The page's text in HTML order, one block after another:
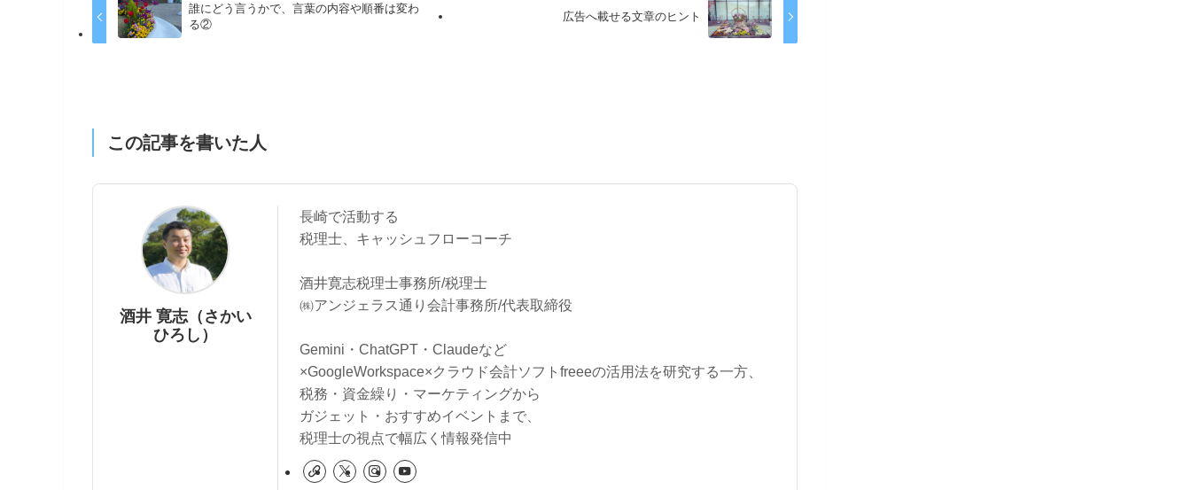
誰にどう言うかで、言葉の内容や順番は変わ
る②
広告へ載せる文章のヒント
この記事を書いた人
酒井 寛志（さかい
ひろし）
長崎で活動する
税理士、キャッシュフローコーチ
酒井寛志税理士事務所/税理士
㈱アンジェラス通り会計事務所/代表取締役
Gemini・ChatGPT・Claudeなど
×GoogleWorkspace×クラウド会計ソフトfreeeの活用法を研究する一方、
税務・資金繰り・マーケティングから
ガジェット・おすすめイベントまで、
税理士の視点で幅広く情報発信中